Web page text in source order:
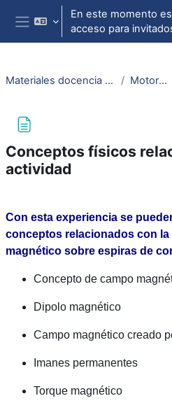
Salta al contenido principal
Panel lateral
En este momento
acceso para
Materiales docencia electromagnetismo Motor eléctrico
Conceptos físicos
actividad
Con esta experiencia se
conceptos relacionados con
magnético sobre espiras de
Concepto de campo
Dipolo magnético
Campo magnético creado
Imanes permanentes
Torque magnético